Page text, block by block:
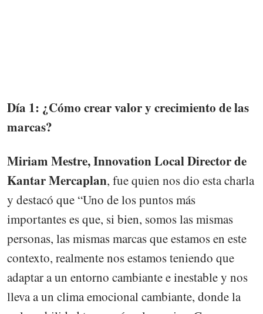
Día 1: ¿Cómo crear valor y crecimiento de las
marcas?
Miriam Mestre, Innovation Local Director de
Kantar Mercaplan, fue quien nos dio esta charla
y destacó que “Uno de los puntos más
importantes es que, si bien, somos las mismas
personas, las mismas marcas que estamos en este
contexto, realmente nos estamos teniendo que
adaptar a un entorno cambiante e inestable y nos
lleva a un clima emocional cambiante, donde la